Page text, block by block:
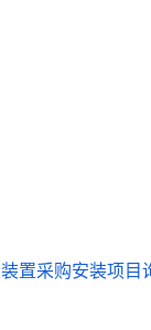
院
置采购安装项目